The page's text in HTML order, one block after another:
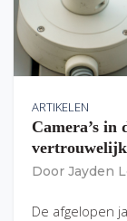
ARTIKELEN
Camera’s in
Door Jayden
De afgelopen